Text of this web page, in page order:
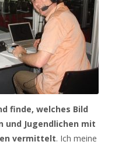
finde, welches Bild
und Jugendlichen mit
vermittelt. Ich meine